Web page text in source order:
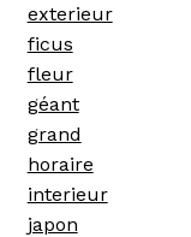
exterieur
ficus
fleur
géant
grand
horaire
interieur
japon